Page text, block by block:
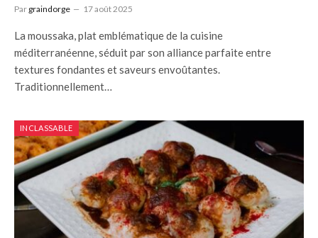
Par graindorge 17 août 2025
La moussaka, plat emblématique de la cuisine
méditerranéenne, séduit par son alliance parfaite entre
textures fondantes et saveurs envoûtantes.
Traditionnellement…
INCLASSABLE